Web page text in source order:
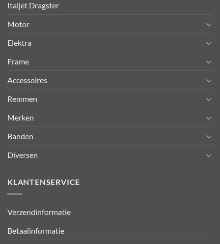
Italjet Dragster
Motor
Elektra
Frame
Accessoires
Remmen
Merken
Banden
Diversen
KLANTENSERVICE
Verzendinformatie
Betaalinformatie